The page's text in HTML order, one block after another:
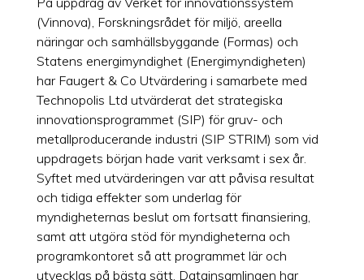
(Vinnova), Forskningsrådet för miljö, areella
näringar och samhällsbyggande (Formas) och
Statens energimyndighet (Energimyndigheten)
har Faugert & Co Utvärdering i samarbete med
Technopolis Ltd utvärderat det strategiska
innovationsprogrammet (SIP) för gruv- och
metallproducerande industri (SIP STRIM) som vid
uppdragets början hade varit verksamt i sex år.
Syftet med utvärderingen var att påvisa resultat
och tidiga effekter som underlag för
myndigheternas beslut om fortsatt finansiering,
samt att utgöra stöd för myndigheterna och
programkontoret så att programmet lär och
utvecklas på bästa sätt. Datainsamlingen har